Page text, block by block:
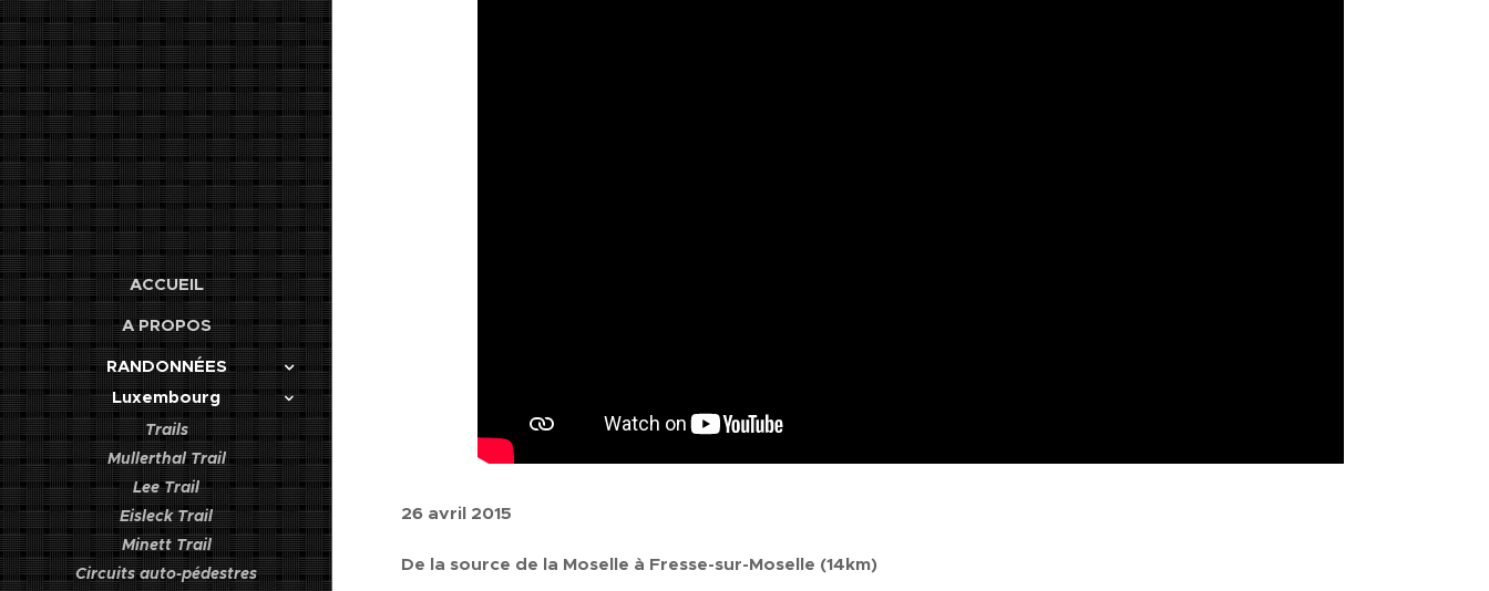
ACCUEIL
A PROPOS
RANDONNÉES
Luxembourg
Trails
Mullerthal Trail
Lee Trail
Eisleck Trail
Minett Trail
Circuits auto-pédestres
26 avril 2015
De la source de la Moselle à Fresse-sur-Moselle (14km)